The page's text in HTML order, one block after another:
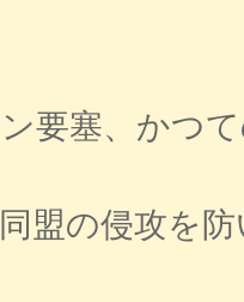
要塞、かつ
盟の侵攻を